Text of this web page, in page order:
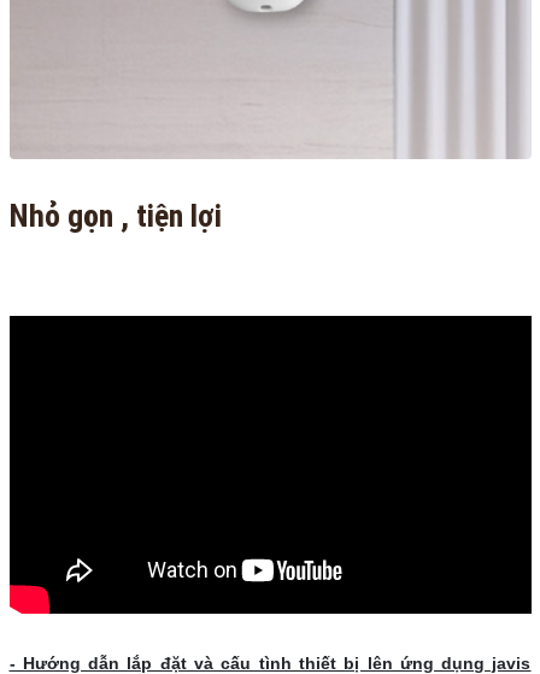
Nhỏ gọn , tiện lợi
- Hướng dẫn lắp đặt và cấu tình thiết bị lên ứng dụng javis